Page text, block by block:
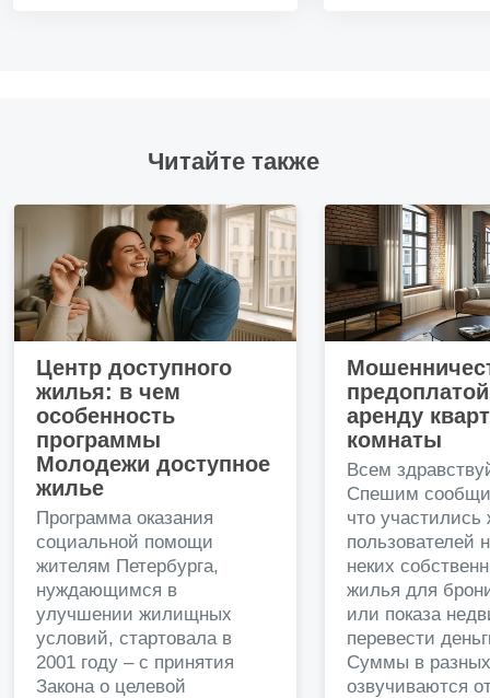
Читайте также
Центр доступного
жилья: в чем
особенность
программы
Молодежи доступное
жилье
Программа оказания
социальной помощи
жителям Петербурга,
нуждающимся в
улучшении жилищных
условий, стартовала в
2001 году – с принятия
Закона о целевой
аренду
комнаты
Всем
Спешим
что
пользователей
неких
жилья для
или показа
перевести
Суммы в
озвучиваются